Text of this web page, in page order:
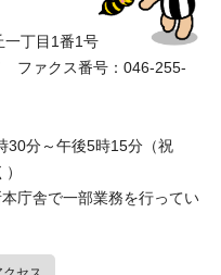
丁目1番1号
ファクス番号：046-255-
分～午後5時15分（祝
庁舎で一部業務を行ってい